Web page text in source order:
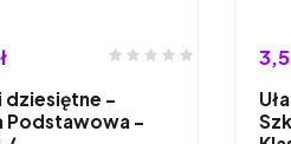
dziesiętne -
Podstawowa -